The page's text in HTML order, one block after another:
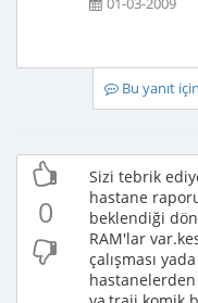
01-03-2009
Bu yanıt
0
Sizi tebrik
hastane
beklendiği
RAM'lar
çalışması